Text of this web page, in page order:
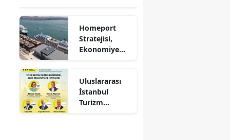
Homeport
Stratejisi,
Ekonomiye
Sağlıyor!
Uluslararası
İstanbul
Turizm